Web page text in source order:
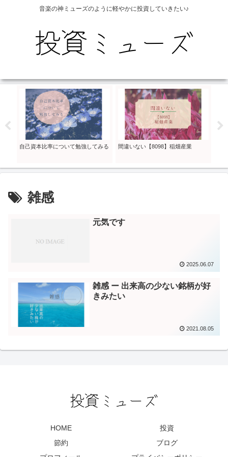
音楽の神ミューズのように軽やかに投資していきたい♪
自己資本比率について勉強してみる 間違いない【8098】稲畑産業
雑感
元気です
2025.06.07
雑感 ー 出来高の少ない銘柄が好
きみたい
2021.08.05
HOME
投資
節約
ブログ